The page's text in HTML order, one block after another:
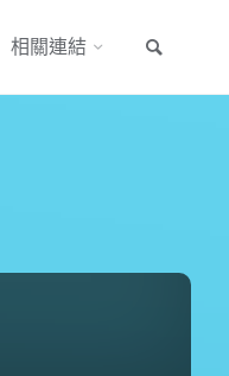
相關連結